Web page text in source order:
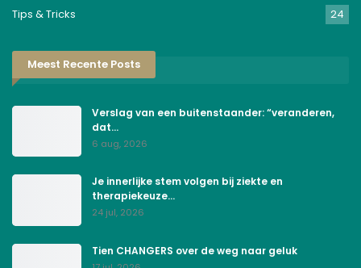
Tips & Tricks 24
Meest Recente Posts
Verslag van een buitenstaander: “veranderen,
dat…
6 aug, 2026
Je innerlijke stem volgen bij ziekte en
therapiekeuze…
24 jul, 2026
Tien CHANGERS over de weg naar geluk